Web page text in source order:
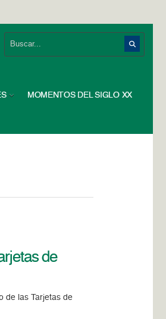
MOMENTOS DEL SIGLO XX
de
de las Tarjetas de